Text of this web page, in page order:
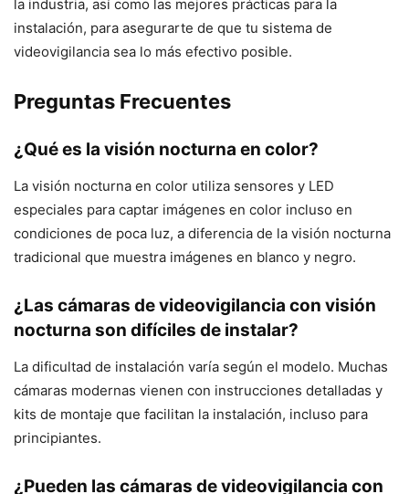
la industria, así como las mejores prácticas para la
instalación, para asegurarte de que tu sistema de
videovigilancia sea lo más efectivo posible.
Preguntas Frecuentes
¿Qué es la visión nocturna en color?
La visión nocturna en color utiliza sensores y LED
especiales para captar imágenes en color incluso en
condiciones de poca luz, a diferencia de la visión nocturna
tradicional que muestra imágenes en blanco y negro.
¿Las cámaras de videovigilancia con visión
nocturna son difíciles de instalar?
La dificultad de instalación varía según el modelo. Muchas
cámaras modernas vienen con instrucciones detalladas y
kits de montaje que facilitan la instalación, incluso para
principiantes.
¿Pueden las cámaras de videovigilancia con